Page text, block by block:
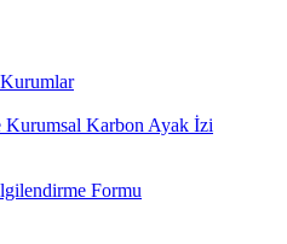
Karbon Ayak İzi
Formu